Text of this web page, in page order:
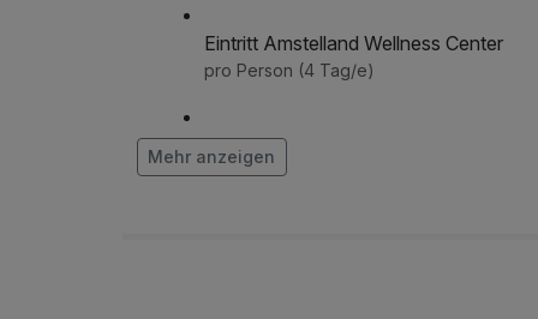
Eintritt Amstelland Wellness Center
pro Person (4 Tag/e)
Flasche Prosecco 0.75
pro Aufenthalt
Mehr anzeigen